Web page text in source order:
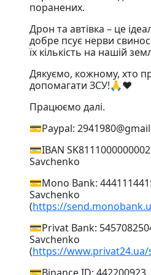
поранених.
Дрон та автівка – це
добре псує нерви
їх кількість на нашій
Дякуємо, кожному, хто
допомагати ЗСУ!🙏❤️
Працюємо далі.
💳Paypal:
💳IBAN
Savchenko
💳Mono Bank:
Savchenko
(https://
💳Privat Bank:
Savchenko
(https://www.privat24.ua/